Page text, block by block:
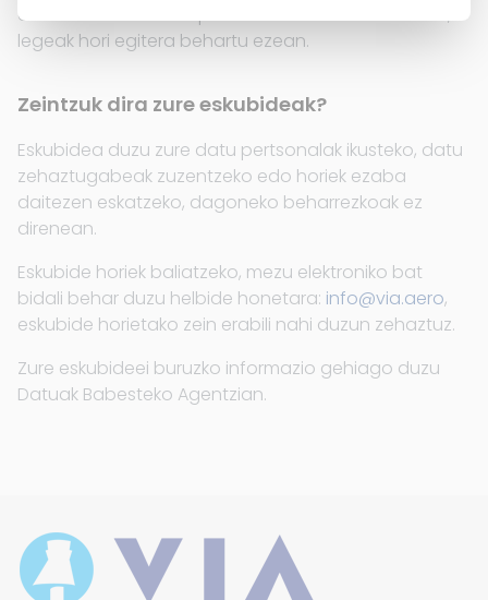
alokatzen edo beste pertsona batzuen esku uzten,
legeak hori egitera behartu ezean.
Zeintzuk dira zure eskubideak?
Eskubidea duzu zure datu pertsonalak ikusteko, datu
zehaztugabeak zuzentzeko edo horiek ezaba
daitezen eskatzeko, dagoneko beharrezkoak ez
direnean.
Eskubide horiek baliatzeko, mezu elektroniko bat
bidali behar duzu helbide honetara: info@via.aero,
eskubide horietako zein erabili nahi duzun zehaztuz.
Zure eskubideei buruzko informazio gehiago duzu
Datuak Babesteko Agentzian.